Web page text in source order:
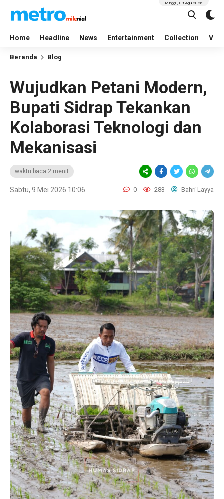
Home Headline News Entertainment Collection
Minggu, 09 Agu 2026
Beranda Blog
Wujudkan Petani Modern,
Bupati Sidrap Tekankan
Kolaborasi Teknologi dan
Mekanisasi
waktu baca 2 menit
Sabtu, 9 Mei 2026 10:06 0 283 Bahri Layya